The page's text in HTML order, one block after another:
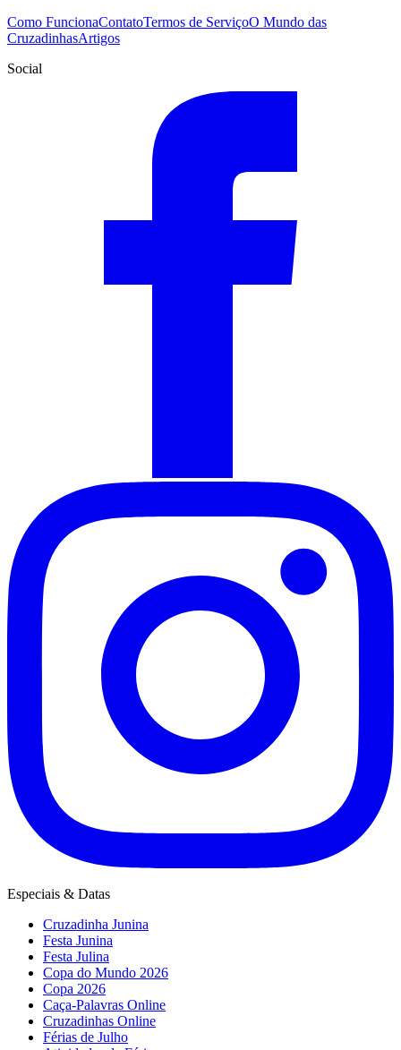
Como FuncionaContatoTermos de ServiçoO Mundo das
CruzadinhasArtigos
Social
Especiais & Datas
Cruzadinha Junina
Festa Junina
Festa Julina
Copa do Mundo 2026
Copa 2026
Caça-Palavras Online
Cruzadinhas Online
Férias de Julho